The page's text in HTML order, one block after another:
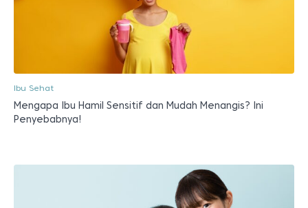
Ibu Sehat
Mengapa Ibu Hamil Sensitif dan Mudah Menangis? Ini
Penyebabnya!